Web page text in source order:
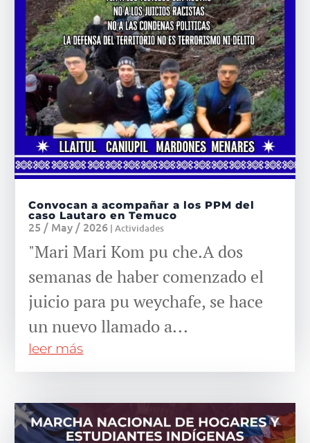
Convocan a acompañar a los PPM del
caso Lautaro en Temuco
25 / May / 2026 |Actividades
"Mari Mari Kom pu che.A dos
semanas de haber comenzado el
juicio para pu weychafe, se hace
un nuevo llamado a...
leer más